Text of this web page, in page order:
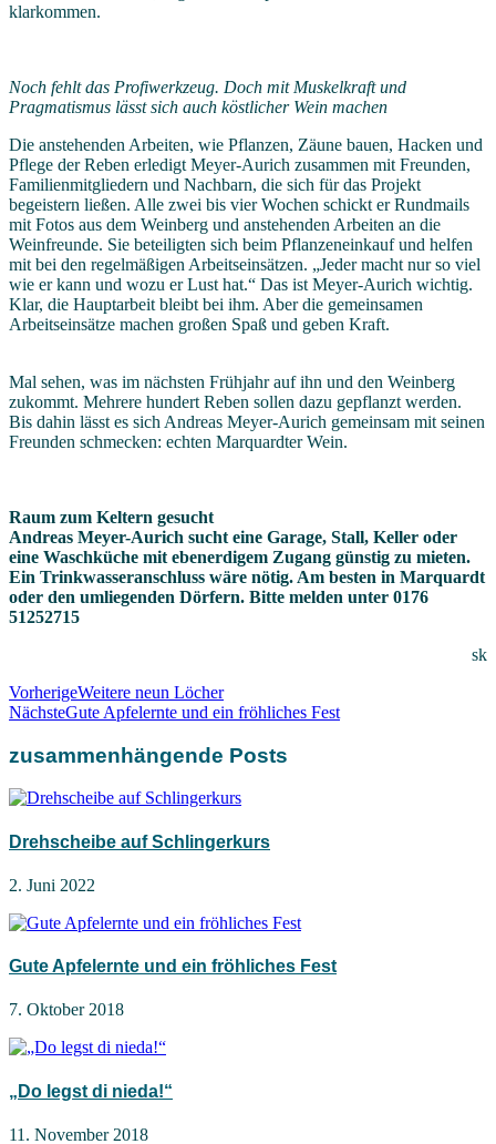
klarkommen.
Noch fehlt das Profiwerkzeug. Doch mit Muskelkraft und
Pragmatismus lässt sich auch köstlicher Wein machen
Die anstehenden Arbeiten, wie Pflanzen, Zäune bauen, Hacken und
Pflege der Reben erledigt Meyer-Aurich zusammen mit Freunden,
Familienmitgliedern und Nachbarn, die sich für das Projekt
begeistern ließen. Alle zwei bis vier Wochen schickt er Rundmails
mit Fotos aus dem Weinberg und anstehenden Arbeiten an die
Weinfreunde. Sie beteiligten sich beim Pflanzeneinkauf und helfen
mit bei den regelmäßigen Arbeitseinsätzen. „Jeder macht nur so viel
wie er kann und wozu er Lust hat.“ Das ist Meyer-Aurich wichtig.
Klar, die Hauptarbeit bleibt bei ihm. Aber die gemeinsamen
Arbeitseinsätze machen großen Spaß und geben Kraft.
Mal sehen, was im nächsten Frühjahr auf ihn und den Weinberg
zukommt. Mehrere hundert Reben sollen dazu gepflanzt werden.
Bis dahin lässt es sich Andreas Meyer-Aurich gemeinsam mit seinen
Freunden schmecken: echten Marquardter Wein.
Raum zum Keltern gesucht
Andreas Meyer-Aurich sucht eine Garage, Stall, Keller oder
eine Waschküche mit ebenerdigem Zugang günstig zu mieten.
Ein Trinkwasseranschluss wäre nötig. Am besten in Marquardt
oder den umliegenden Dörfern. Bitte melden unter 0176
51252715
sk
VorherigeWeitere neun Löcher
NächsteGute Apfelernte und ein fröhliches Fest
zusammenhängende Posts
Drehscheibe auf Schlingerkurs
2. Juni 2022
Gute Apfelernte und ein fröhliches Fest
7. Oktober 2018
„Do legst di nieda!“
11. November 2018